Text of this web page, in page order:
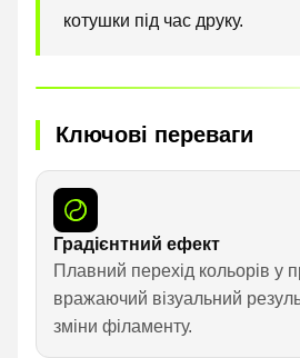
котушки під час друку.
Ключові переваги
Градієнтний ефект
Плавний перехід кольорів у
вражаючий візуальний
зміни філаменту.